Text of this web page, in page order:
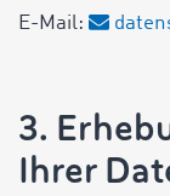
E-Mail:
3.
Ihrer